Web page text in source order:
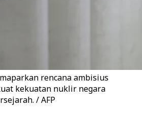
rencana ambisius
kekuatan nuklir negara
/ AFP